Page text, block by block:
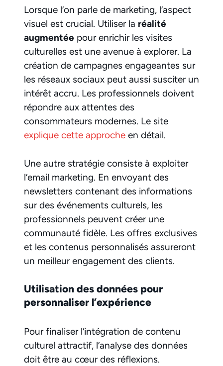
Lorsque l’on parle de marketing, l’aspect
visuel est crucial. Utiliser la réalité
augmentée pour enrichir les visites
culturelles est une avenue à explorer. La
création de campagnes engageantes sur
les réseaux sociaux peut aussi susciter un
intérêt accru. Les professionnels doivent
répondre aux attentes des
consommateurs modernes. Le site
explique cette approche en détail.
Une autre stratégie consiste à exploiter
l’email marketing. En envoyant des
newsletters contenant des informations
sur des événements culturels, les
professionnels peuvent créer une
communauté fidèle. Les offres exclusives
et les contenus personnalisés assureront
un meilleur engagement des clients.
Utilisation des données pour
personnaliser l’expérience
Pour finaliser l’intégration de contenu
culturel attractif, l’analyse des données
doit être au cœur des réflexions.